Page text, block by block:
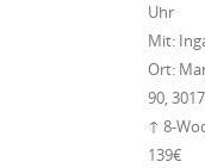
Uhr
Mit:
Ort:
90,
↑ 8-
139€